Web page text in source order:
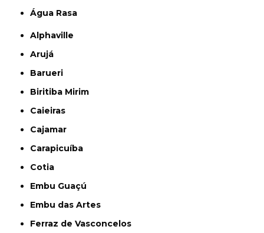
Água Rasa
Alphaville
Arujá
Barueri
Biritiba Mirim
Caieiras
Cajamar
Carapicuíba
Cotia
Embu Guaçú
Embu das Artes
Ferraz de Vasconcelos